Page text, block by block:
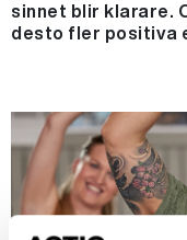
sinnet blir klarare.
desto fler positiva